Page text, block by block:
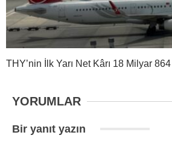
THY’nin İlk Yarı Net Kârı 18 Milyar
YORUMLAR
Bir yanıt yazın